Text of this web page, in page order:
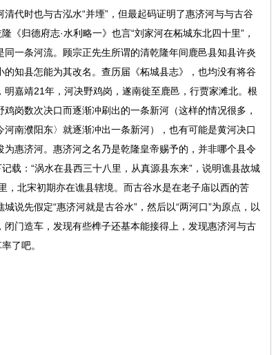
代时也与古泓水“并堙”，但最起码证明了惠济河与与古谷
归德府志·水利略一》也言“刘家河在柘城东北四十里”，
一条河流。顾宗正先生所谓的清乾隆年间鹿邑县知县许炎
知县怎能为其改名。查历届《柘城县志》，也均没有将谷
嘉靖21年，河决野鸡岗，遂南徙至鹿邑，行贾家滩北。根
岗数次决口而逐渐冲刷出的一条新河（这样的情况很多，
南濮阳东〉就逐渐冲出一条新河），也有可能是黄河决口
惠济河。惠济河之名乃是乾隆皇帝赐予的，并非哪个县令
载：“涡水在县西三十八里，从真源县东来”，说明谯县故城
，北宋初期亦在谯县辖境。而古谷水是在老子庙以西的苦
说先假定“惠济河就是古谷水”，然后以“两河口”为原点，以
门造车，发现有些榫子还基本能接得上，发现惠济河与古
了吧。